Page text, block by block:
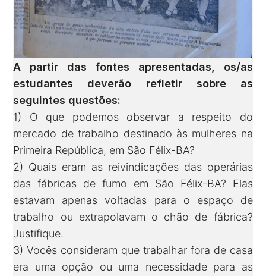
A partir das fontes apresentadas, os/as
estudantes deverão refletir sobre as
seguintes questões:
1) O que podemos observar a respeito do
mercado de trabalho destinado às mulheres na
Primeira República, em São Félix-BA?
2) Quais eram as reivindicações das operárias
das fábricas de fumo em São Félix-BA? Elas
estavam apenas voltadas para o espaço de
trabalho ou extrapolavam o chão de fábrica?
Justifique.
3) Vocês consideram que trabalhar fora de casa
era uma opção ou uma necessidade para as